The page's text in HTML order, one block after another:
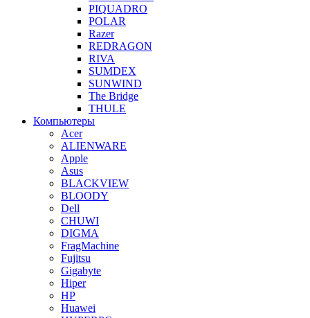
PIQUADRO
POLAR
Razer
REDRAGON
RIVA
SUMDEX
SUNWIND
The Bridge
THULE
Компьютеры
Acer
ALIENWARE
Apple
Asus
BLACKVIEW
BLOODY
Dell
CHUWI
DIGMA
FragMachine
Fujitsu
Gigabyte
Hiper
HP
Huawei